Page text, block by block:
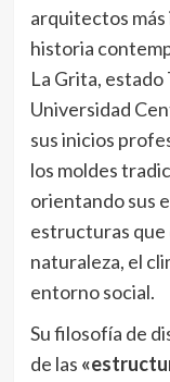
arquitectos
historia
La Grita, estado
Universidad
sus inicios
los moldes
orientando sus
estructuras que
naturaleza, el
entorno social.
Su filosofía de
de las